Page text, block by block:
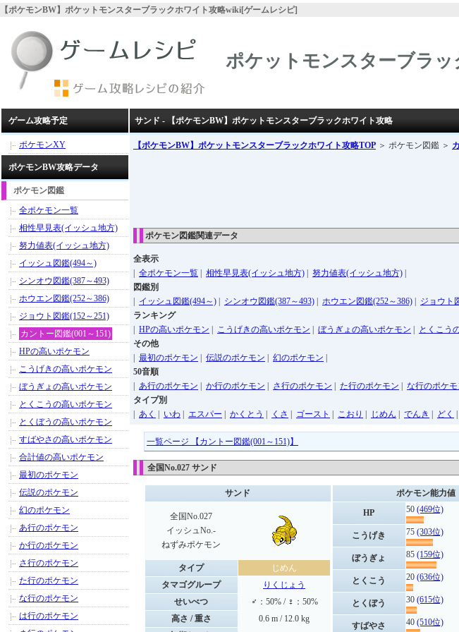
【ポケモンBW】ポケットモンスターブラックホワイト攻略wiki[ゲームレシピ]
ポケットモンスターブラ
サンド - 【ポケモンBW】ポケットモンスターブラックホワイト攻略
【ポケモンBW】ポケットモンスターブラックホワイト攻略TOP ＞ ポケモン図鑑 ＞
ポケモン図鑑関連データ
全表示
全ポケモン一覧 相性早見表(イッシュ地方) 努力値表(イッシュ地方)
図鑑別
イッシュ図鑑(494～) シンオウ図鑑(387～493) ホウエン図鑑(252～386) ジョウト
ランキング
HPの高いポケモン こうげきの高いポケモン ぼうぎょの高いポケモン とくこう
その他
最初のポケモン 伝説のポケモン 幻のポケモン
50音順
あ行のポケモン か行のポケモン さ行のポケモン た行のポケモン な行のポケモ
タイプ別
あく いわ エスパー かくとう くさ ゴースト こおり じめん でんき どく
一覧ページ 【カントー図鑑(001～151)】
全国No.027 サンド
サンド
全国No.027
イッシュNo.-
ねずみポケモン
タイプ
じめん
タマゴグループ
りくじょう
せいべつ
♂：50% / ♀：50%
高さ / 重さ
0.6 m / 12.0 kg
ポケモン能力値
HP
50 (469位)
こうげき 75 (303位)
ぼうぎょ 85 (159位)
とくこう 20 (636位)
とくぼう 30 (615位)
すばやさ 40 (510位)
ゲーム攻略予定
ポケモンXY
ポケモンBW攻略データ
ポケモン図鑑
全ポケモン一覧
相性早見表(イッシュ地方)
努力値表(イッシュ地方)
イッシュ図鑑(494～)
シンオウ図鑑(387～493)
ホウエン図鑑(252～386)
ジョウト図鑑(152～251)
カントー図鑑(001～151)
HPの高いポケモン
こうげきの高いポケモン
ぼうぎょの高いポケモン
とくこうの高いポケモン
とくぼうの高いポケモン
すばやさの高いポケモン
合計値の高いポケモン
最初のポケモン
伝説のポケモン
幻のポケモン
あ行のポケモン
か行のポケモン
さ行のポケモン
た行のポケモン
な行のポケモン
は行のポケモン